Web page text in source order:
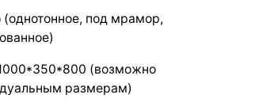
(однотонное, под мрамор,
(возможно
размерам)